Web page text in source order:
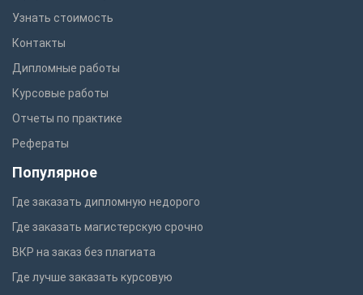
Узнать стоимость
Контакты
Дипломные работы
Курсовые работы
Отчеты по практике
Рефераты
Популярное
Где заказать дипломную недорого
Где заказать магистерскую срочно
ВКР на заказ без плагиата
Где лучше заказать курсовую